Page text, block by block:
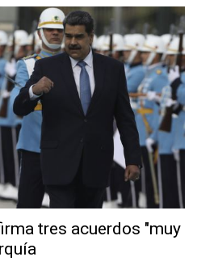
tres acuerdos "muy